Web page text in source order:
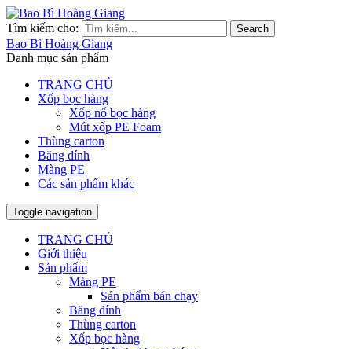
Tìm kiếm cho: Search
Bao Bì Hoàng Giang
Danh mục sản phẩm
TRANG CHỦ
Xốp bọc hàng
Xốp nổ bọc hàng
Mút xốp PE Foam
Thùng carton
Băng dính
Màng PE
Các sản phẩm khác
Toggle navigation
TRANG CHỦ
Giới thiệu
Sản phẩm
Màng PE
Sản phẩm bán chạy
Băng dính
Thùng carton
Xốp bọc hàng